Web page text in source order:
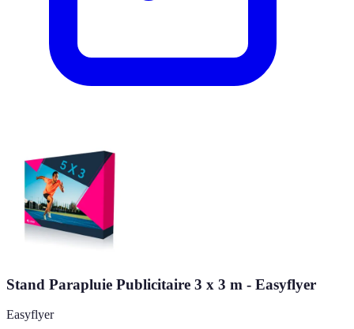
Stand Parapluie Publicitaire 3 x 3 m - Easyflyer
Easyflyer